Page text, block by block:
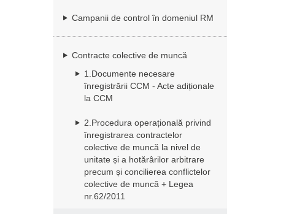
Campanii de control în domeniul RM
Contracte colective de muncă
1.Documente necesare
înregistrării CCM - Acte adiționale
la CCM
2.Procedura operațională privind
înregistrarea contractelor
colective de muncă la nivel de
unitate și a hotărârilor arbitrare
precum și concilierea conflictelor
colective de muncă + Legea
nr.62/2011